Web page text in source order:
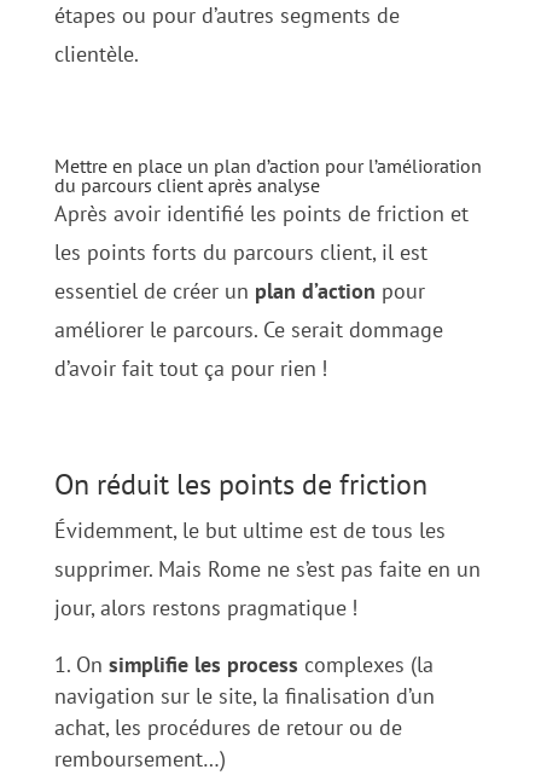
étapes ou pour d’autres segments de
clientèle.
Mettre en place un plan d’action pour l’amélioration
du parcours client après analyse
Après avoir identifié les points de friction et
les points forts du parcours client, il est
essentiel de créer un plan d’action pour
améliorer le parcours. Ce serait dommage
d’avoir fait tout ça pour rien !
On réduit les points de friction
Évidemment, le but ultime est de tous les
supprimer. Mais Rome ne s’est pas faite en un
jour, alors restons pragmatique !
On simplifie les process complexes (la
navigation sur le site, la finalisation d’un
achat, les procédures de retour ou de
remboursement…)